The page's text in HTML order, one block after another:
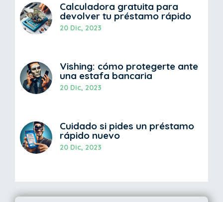
Calculadora gratuita para
devolver tu préstamo rápido
20 Dic, 2023
Vishing: cómo protegerte ante
una estafa bancaria
20 Dic, 2023
Cuidado si pides un préstamo
rápido nuevo
20 Dic, 2023